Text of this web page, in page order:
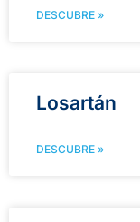
DESCUBRE »
Losartán
DESCUBRE »